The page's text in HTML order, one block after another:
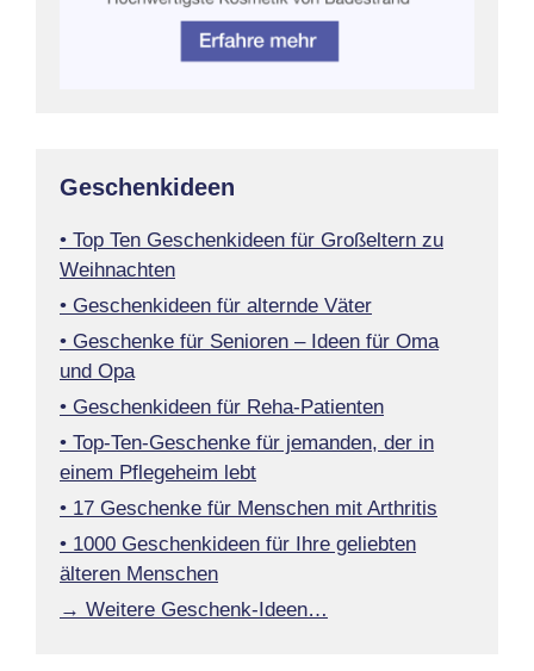
Geschenkideen
• Top Ten Geschenkideen für Großeltern zu
Weihnachten
• Geschenkideen für alternde Väter
• Geschenke für Senioren – Ideen für Oma
und Opa
• Geschenkideen für Reha-Patienten
• Top-Ten-Geschenke für jemanden, der in
einem Pflegeheim lebt
• 17 Geschenke für Menschen mit Arthritis
• 1000 Geschenkideen für Ihre geliebten
älteren Menschen
→ Weitere Geschenk-Ideen…